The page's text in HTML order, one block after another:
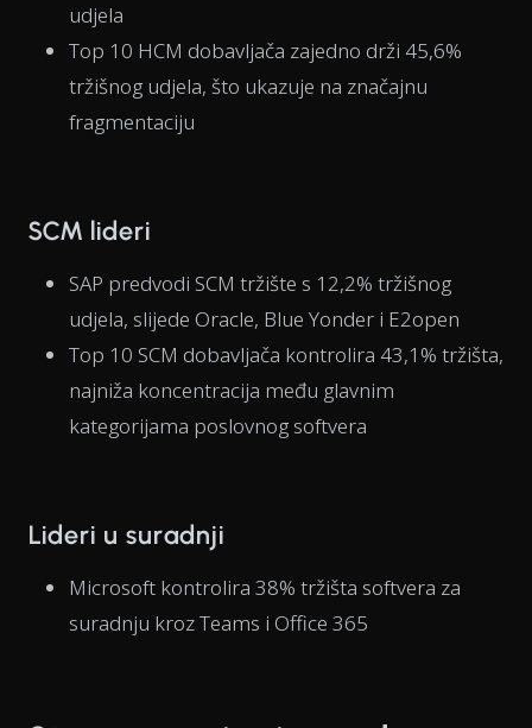
udjela
Top 10 HCM dobavljača zajedno drži 45,6%
tržišnog udjela, što ukazuje na značajnu
fragmentaciju
SCM lideri
SAP predvodi SCM tržište s 12,2% tržišnog
udjela, slijede Oracle, Blue Yonder i E2open
Top 10 SCM dobavljača kontrolira 43,1% tržišta,
najniža koncentracija među glavnim
kategorijama poslovnog softvera
Lideri u suradnji
Microsoft kontrolira 38% tržišta softvera za
suradnju kroz Teams i Office 365